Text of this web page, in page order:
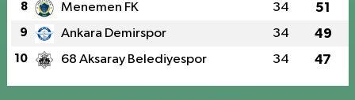
8 Menemen FK 34 51
9 Ankara Demirspor 34 49
10 68 Aksaray Belediyespor 34 47